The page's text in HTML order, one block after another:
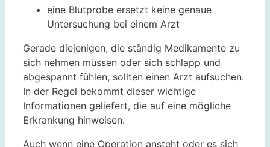
eine Blutprobe ersetzt keine genaue
Untersuchung bei einem Arzt
Gerade diejenigen, die ständig Medikamente zu
sich nehmen müssen oder sich schlapp und
abgespannt fühlen, sollten einen Arzt aufsuchen.
In der Regel bekommt dieser wichtige
Informationen geliefert, die auf eine mögliche
Erkrankung hinweisen.
Auch wenn eine Operation ansteht oder es sich